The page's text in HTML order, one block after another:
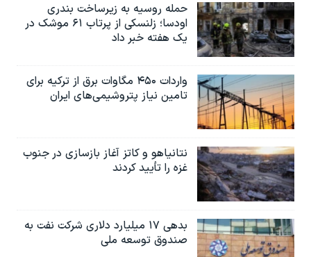
حمله روسیه به زیرساخت بندری
اودسا؛ زلنسکی از پرتاب ۶۱ موشک در
یک هفته خبر داد
واردات ۴۵۰ مگاوات برق از ترکیه برای
تامین نیاز پتروشیمی‌های ایران
نتانیاهو و کاتز آغاز بازسازی در جنوب
غزه را تأیید کردند
بدهی ۱۷ میلیارد دلاری شرکت نفت به
صندوق توسعه ملی